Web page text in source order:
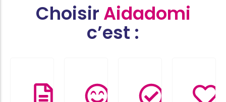
Choisir Aidadomi
c’est :